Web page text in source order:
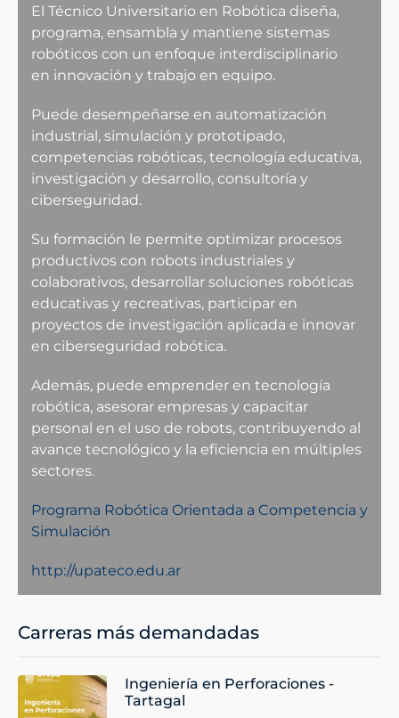
El Técnico Universitario en Robótica diseña,
programa, ensambla y mantiene sistemas
robóticos con un enfoque interdisciplinario
en innovación y trabajo en equipo.
Puede desempeñarse en automatización
industrial, simulación y prototipado,
competencias robóticas, tecnología educativa,
investigación y desarrollo, consultoría y
ciberseguridad.
Su formación le permite optimizar procesos
productivos con robots industriales y
colaborativos, desarrollar soluciones robóticas
educativas y recreativas, participar en
proyectos de investigación aplicada e innovar
en ciberseguridad robótica.
Además, puede emprender en tecnología
robótica, asesorar empresas y capacitar
personal en el uso de robots, contribuyendo al
avance tecnológico y la eficiencia en múltiples
sectores.
Programa Robótica Orientada a Competencia y
Simulación
http://upateco.edu.ar
Carreras más demandadas
Ingeniería en Perforaciones -
Tartagal